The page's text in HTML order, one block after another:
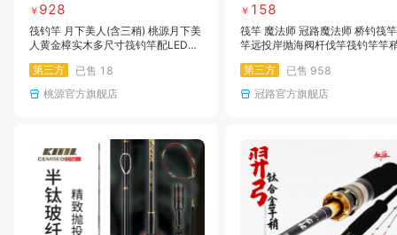
￥ 928
筏钓竿 月下美人(含三稍) 桃源月下美
人黄金樟实木多尺寸筏钓竿配LED夜
第三方
已售 18
桃源官方旗舰店
￥ 158
筏竿 魔法师 冠路魔法师 桥钓筏
竿远投岸抛海阀杆伐竿筏钓竿竿
笩杆笩竿钓鱼竿阀杆伐竿软尾筏
素筏钓竿鱼杆渔竿渔杆鱼竿筏竿
软尾钓鱼竿钓鱼杆
第三方 已售 958
冠路官方旗舰店